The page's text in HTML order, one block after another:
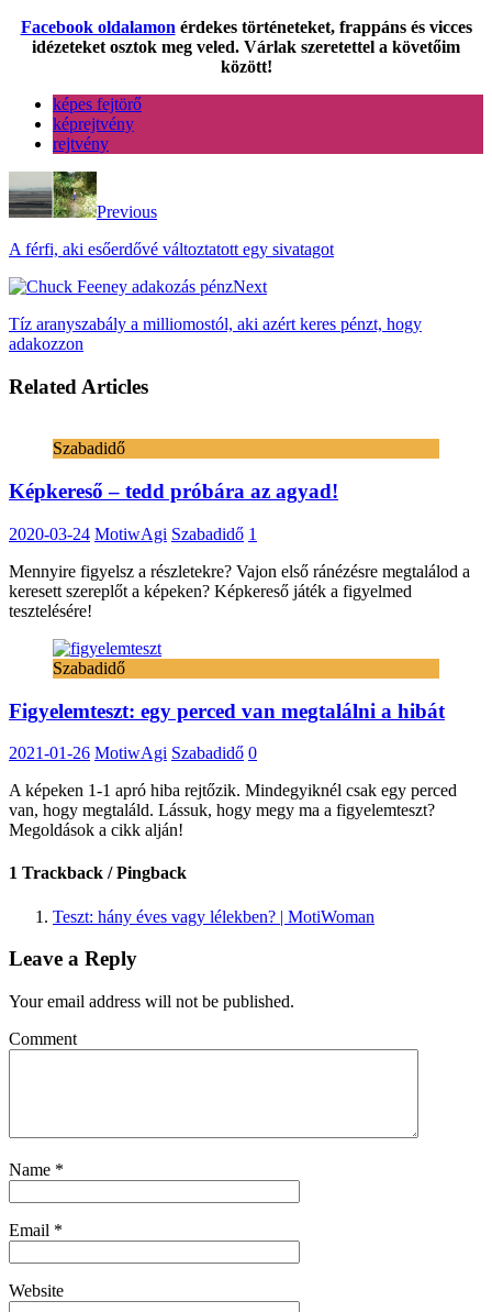
Facebook oldalamon érdekes történeteket, frappáns és vicces
idézeteket osztok meg veled. Várlak szeretettel a követőim
között!
képes fejtörő
képrejtvény
rejtvény
Previous
A férfi, aki esőerdővé változtatott egy sivatagot
Next
Tíz aranyszabály a milliomostól, aki azért keres pénzt, hogy
adakozzon
Related Articles
Szabadidő
Képkereső – tedd próbára az agyad!
2020-03-24 MotiwAgi Szabadidő 1
Mennyire figyelsz a részletekre? Vajon első ránézésre megtalálod a
keresett szereplőt a képeken? Képkereső játék a figyelmed
tesztelésére!
Szabadidő
Figyelemteszt: egy perced van megtalálni a hibát
2021-01-26 MotiwAgi Szabadidő 0
A képeken 1-1 apró hiba rejtőzik. Mindegyiknél csak egy perced
van, hogy megtaláld. Lássuk, hogy megy ma a figyelemteszt?
Megoldások a cikk alján!
1 Trackback / Pingback
Teszt: hány éves vagy lélekben? | MotiWoman
Leave a Reply
Your email address will not be published.
Comment
Name *
Email *
Website